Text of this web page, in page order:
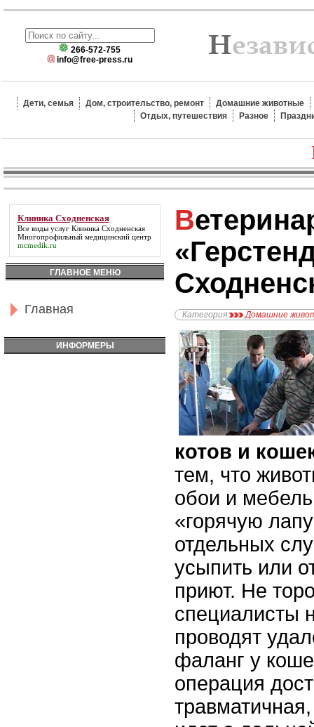
266-572-755
info@free-press.ru
Дети, семья Дом, строительство, ремонт
Домашние животные
Отдых, путешествия
Разное
Клиника Сходненская
Все виды услуг Клиника Сходненская
Многопрофильный медицинский центр
mcmedik.ru
ГЛАВНОЕ МЕНЮ
Главная
ИНФОРМЕРЫ
Ветеринарная клиника
Категория Домашние
котов и
тем, что
обои и
«горячую
отдельных
усыпить или
приют. Не
специалисты
проводят
фаланг у
операция